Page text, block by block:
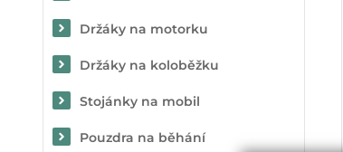
Držáky na motorku
Držáky na koloběžku
Stojánky na mobil
Pouzdra na běhání